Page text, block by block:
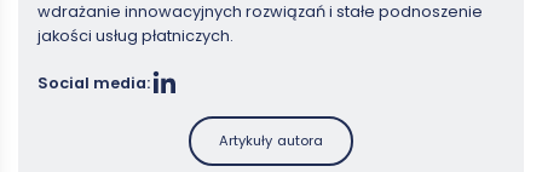
wdrażanie innowacyjnych rozwiązań i stałe podnoszenie
jakości usług płatniczych.
Social media:
Artykuły autora